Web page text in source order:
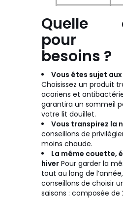
Quelle
pour
besoins ?
Vous êtes sujet
Choisissez un produit
acariens et
garantira un sommeil
votre lit douillet.
Vous transpirez la
conseillons de
moins chaude.
La même couette,
hiver Pour garder la
tout au long de
conseillons de choisir
saisons : composée